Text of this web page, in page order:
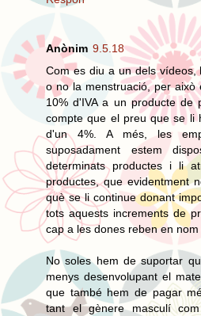
Anònim 9.5.18
Com es diu a un dels
o no la menstruació, per
10% d'IVA a un producte de
compte que el preu que se li
d'un 4%. A més, les
suposadament estem
determinats productes i li
productes, que evidentment
què se li continue donant
tots aquests increments de
cap a les dones reben en nom
No soles hem de suportar
menys desenvolupant el
que també hem de pagar
tant el gènere masculí